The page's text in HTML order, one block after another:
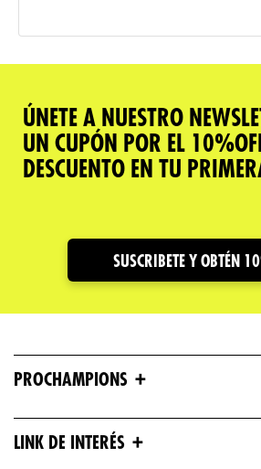
ÚNETE A NUESTRO
UN CUPÓN POR EL
DESCUENTO EN TU
SUSCRIBETE Y OBTÉN
PROCHAMPIONS +
LINK DE INTERÉS +